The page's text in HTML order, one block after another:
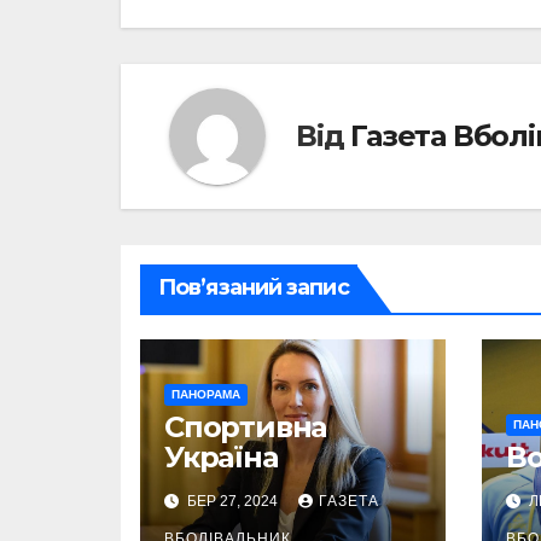
Від Газета
Пов’язаний запис
ПАНОРАМА
Спортивна
Україна
БЕР 27, 2024 ГАЗЕТА